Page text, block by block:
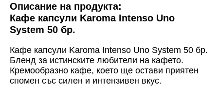
Описание на продукта:
Кафе капсули Karoma Intenso Uno
System 50 бр.
Кафе капсули Karoma Intenso Uno System 50 бр.
Бленд за истинските любители на кафето.
Кремообразно кафе, което ще остави приятен
спомен със силен и интензивен вкус.